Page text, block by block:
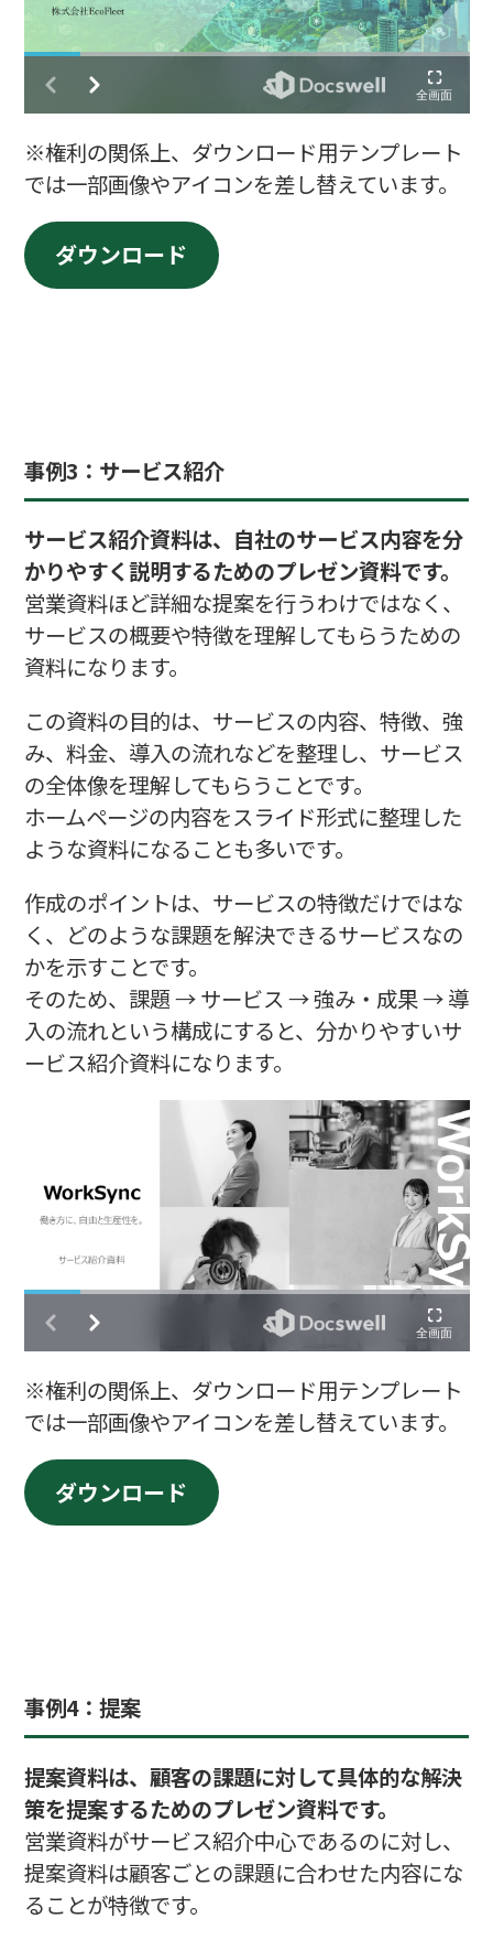
※権利の関係上、ダウンロード用テンプレート
では一部画像やアイコンを差し替えています。
ダウンロード
事例3：サービス紹介
サービス紹介資料は、自社のサービス内容を分
かりやすく説明するためのプレゼン資料です。
営業資料ほど詳細な提案を行うわけではなく、
サービスの概要や特徴を理解してもらうための
資料になります。
この資料の目的は、サービスの内容、特徴、強
み、料金、導入の流れなどを整理し、サービス
の全体像を理解してもらうことです。
ホームページの内容をスライド形式に整理した
ような資料になることも多いです。
作成のポイントは、サービスの特徴だけではな
く、どのような課題を解決できるサービスなの
かを示すことです。
そのため、課題 → サービス → 強み・成果 → 導
入の流れという構成にすると、分かりやすいサ
ービス紹介資料になります。
※権利の関係上、ダウンロード用テンプレート
では一部画像やアイコンを差し替えています。
ダウンロード
事例4：提案
提案資料は、顧客の課題に対して具体的な解決
策を提案するためのプレゼン資料です。
営業資料がサービス紹介中心であるのに対し、
提案資料は顧客ごとの課題に合わせた内容にな
ることが特徴です。